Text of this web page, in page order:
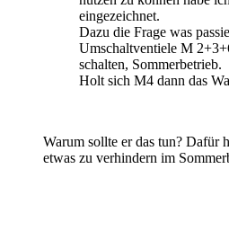
eingezeichnet.
Dazu die Frage was
Umschaltventiele M
schalten, Sommerbetrieb.
Holt sich M4 dann das
Warum sollte er das tun? Dafür
etwas zu verhindern im